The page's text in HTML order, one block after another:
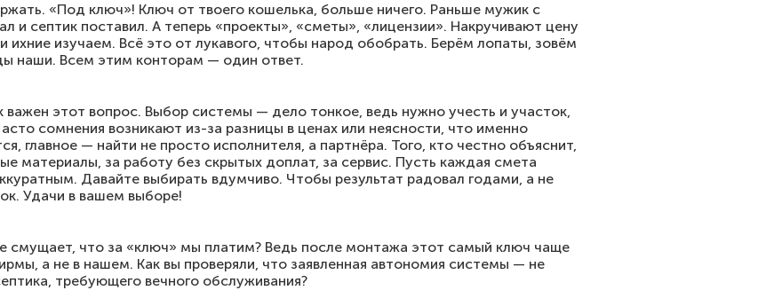
«Под ключ»! Ключ от твоего кошелька, больше ничего. Раньше мужик с
и септик поставил. А теперь «проекты», «сметы», «лицензии». Накручивают цену
ихние изучаем. Всё это от лукавого, чтобы народ обобрать. Берём лопаты, зовём
наши. Всем этим конторам — один ответ.
важен этот вопрос. Выбор системы — дело тонкое, ведь нужно учесть и участок,
сомнения возникают из-за разницы в ценах или неясности, что именно
главное — найти не просто исполнителя, а партнёра. Того, кто честно объяснит,
материалы, за работу без скрытых доплат, за сервис. Пусть каждая смета
Давайте выбирать вдумчиво. Чтобы результат радовал годами, а не
Удачи в вашем выборе!
смущает, что за «ключ» мы платим? Ведь после монтажа этот самый ключ чаще
а не в нашем. Как вы проверяли, что заявленная автономия системы — не
требующего вечного обслуживания?